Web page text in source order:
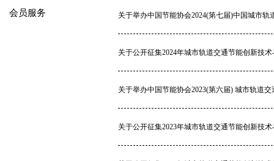
会员服务 关于举办中国节能协会2024(第七届)中国城市
关于公开征集2024年城市轨道交通节能创新技
关于举办中国节能协会2023(第六届) 城市轨道
关于公开征集2023年城市轨道交通节能创新技